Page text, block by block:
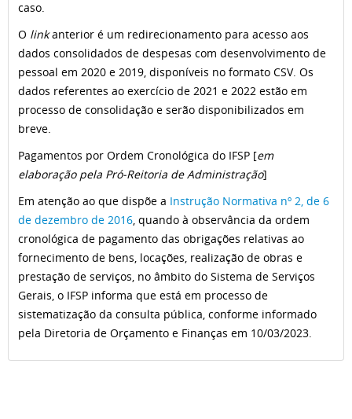
caso.
O linkanterior é um redirecionamento para acesso aos
dados consolidados de despesas com desenvolvimento de
pessoal em 2020 e 2019, disponíveis no formato CSV. Os
dados referentes ao exercício de 2021 e 2022 estão em
processo de consolidação e serão disponibilizados em
breve.
Pagamentos por Ordem Cronológica do IFSP [em
elaboração pela Pró-Reitoria de Administração]
Em atenção ao que dispõe a Instrução Normativa nº 2, de 6
de dezembro de 2016, quando à observância da ordem
cronológica de pagamento das obrigações relativas ao
fornecimento de bens, locações, realização de obras e
prestação de serviços, no âmbito do Sistema de Serviços
Gerais, o IFSP informa que está em processo de
sistematização da consulta pública, conforme informado
pela Diretoria de Orçamento e Finanças em 10/03/2023.